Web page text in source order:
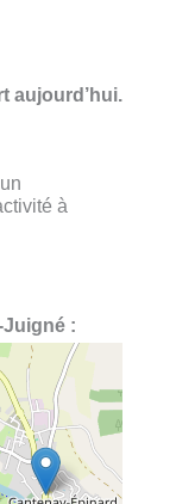
aujourd’hui.
à
: